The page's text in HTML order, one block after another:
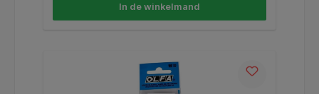
In de winkelmand